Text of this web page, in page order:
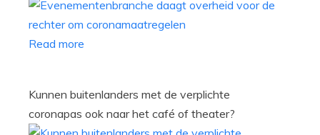
Read more
Kunnen buitenlanders met de verplichte
coronapas ook naar het café of theater?